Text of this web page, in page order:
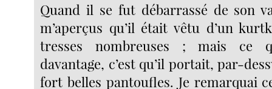
Quand il se fut débarrassé de son
m’aperçus qu’il était vêtu d’un
tresses nombreuses ; mais ce
davantage, c’est qu’il portait, par-
fort belles pantoufles. Je remarquai